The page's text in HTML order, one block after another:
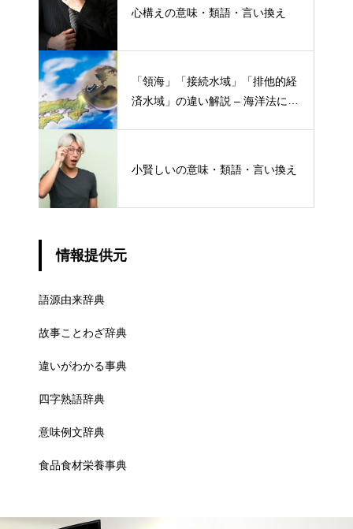
心構えの意味・類語・言い換え
「領海」「接続水域」「排他的経
済水域」の違い解説 – 海洋法にお
小賢しいの意味・類語・言い換え
情報提供元
語源由来辞典
故事ことわざ辞典
違いがわかる事典
四字熟語辞典
意味例文辞典
食品食材栄養事典